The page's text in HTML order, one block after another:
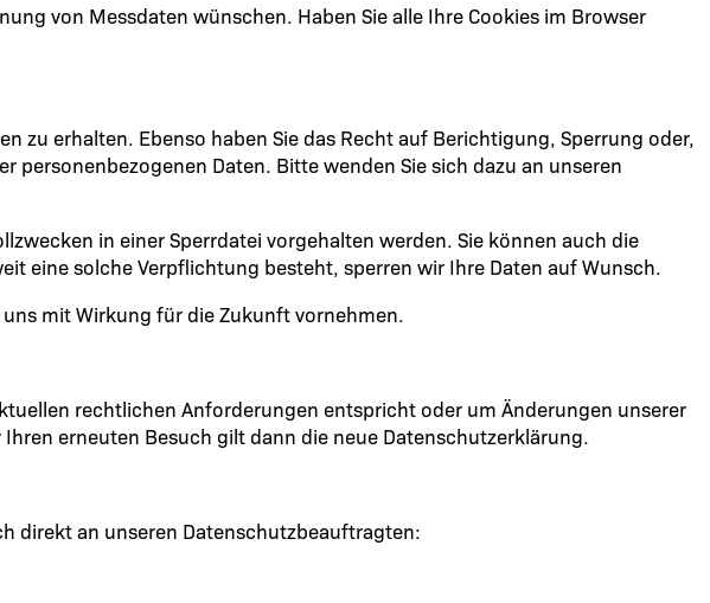
von Messdaten wünschen. Haben Sie alle Ihre Cookies im Browser
zu erhalten. Ebenso haben Sie das Recht auf Berichtigung, Sperrung oder,
Daten. Bitte wenden Sie sich dazu an unseren
in einer Sperrdatei vorgehalten werden. Sie können auch die
eine solche Verpflichtung besteht, sperren wir Ihre Daten auf Wunsch.
mit Wirkung für die Zukunft vornehmen.
rechtlichen Anforderungen entspricht oder um Änderungen unserer
erneuten Besuch gilt dann die neue Datenschutzerklärung.
direkt an unseren Datenschutzbeauftragten: